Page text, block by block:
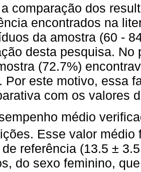
comparação dos
encontrados na
da amostra (60 -
desta pesquisa.
(72.7%)
Por este motivo, essa
com os valores
médio
Esse valor médio
referência (13.5 ±
do sexo feminino,